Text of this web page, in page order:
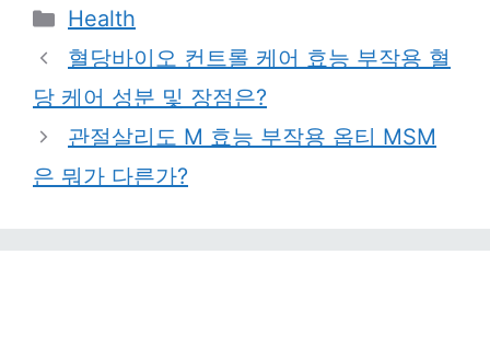
Categories
Health
혈당바이오 컨트롤 케어 효능 부작용 혈
당 케어 성분 및 장점은?
관절살리도 M 효능 부작용 옵티 MSM
은 뭐가 다른가?